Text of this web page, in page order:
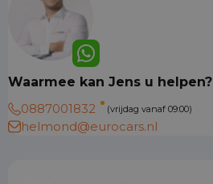
Waarmee kan Jens u helpen?
0887001832
(vrijdag vanaf 09:00)
helmond@eurocars.nl